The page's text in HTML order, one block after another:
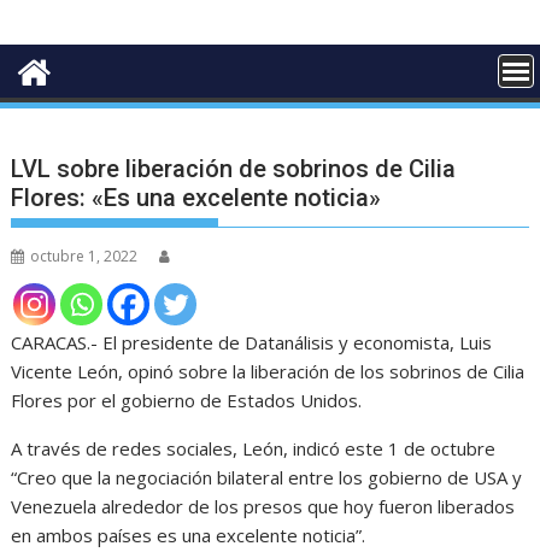
LVL sobre liberación de sobrinos de Cilia
Flores: «Es una excelente noticia»
octubre 1, 2022
CARACAS.- El presidente de Datanálisis y economista, Luis
Vicente León, opinó sobre la liberación de los sobrinos de Cilia
Flores por el gobierno de Estados Unidos.
A través de redes sociales, León, indicó este 1 de octubre
“Creo que la negociación bilateral entre los gobierno de USA y
Venezuela alrededor de los presos que hoy fueron liberados
en ambos países es una excelente noticia”.